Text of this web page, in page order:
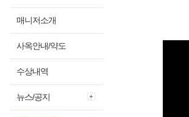
매니저소개
사옥안내/약도
수상내역
뉴스/공지